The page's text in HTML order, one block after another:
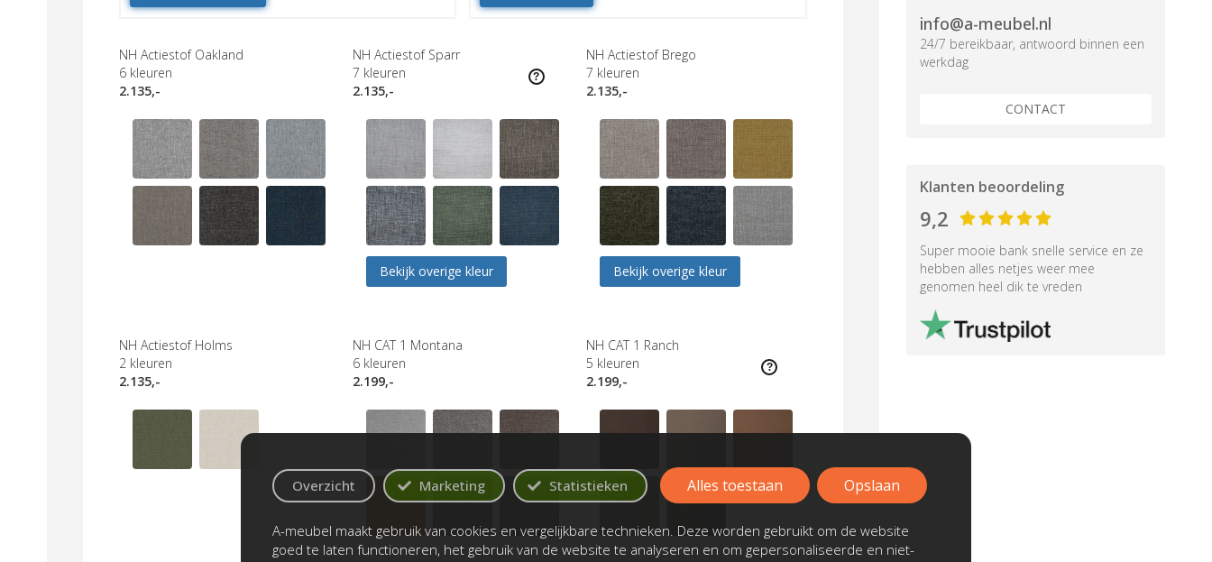
NH Actiestof Oakland
6 kleuren
2.135,-
NH Actiestof Sparr
7 kleuren
2.135,-
Bekijk overige kleur
NH Actiestof Brego
7 kleuren
2.135,-
Bekijk overige kleur
NH Actiestof Holms
2 kleuren
2.135,-
NH CAT 1 Montana
6 kleuren
2.199,-
NH CAT 1 Ranch
5 kleuren
2.199,-
info@a-meubel.nl
24/7 bereikbaar, antwoord binnen een
werkdag
CONTACT
Klanten beoordeling
9,2
Super mooie bank snelle service en ze
hebben alles netjes weer mee
genomen heel dik te vreden
Overzicht Marketing Statistieken
A-meubel maakt gebruik van cookies en vergelijkbare technieken. Deze worden gebruikt om de website
goed te laten functioneren, het gebruik van de website te analyseren en om gepersonaliseerde en niet-
Alles toestaan Opslaan